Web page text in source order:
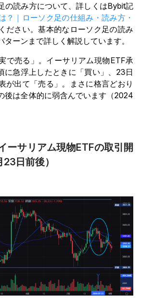
の読み方について、詳しくはBybit記
？｜ローソク足の仕組み・読み方・
ださい。基本的なローソク足の読み
ーンまで詳しく解説しています。
で売る」。イーサリアム現物ETF承
に急浮上したときに「買い」、23日
が出て「売る」。まさに格言どおり
後は全体的に弱含んでいます（2024
サリアム現物ETFの取引開
日前後）